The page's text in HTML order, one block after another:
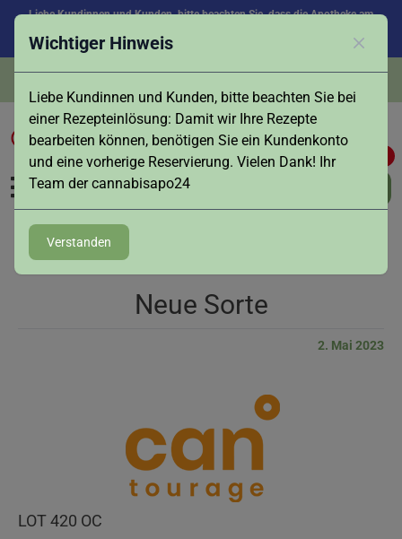
Wichtiger Hinweis
Liebe Kundinnen und Kunden, bitte beachten Sie bei
einer Rezepteinlösung: Damit wir Ihre Rezepte
bearbeiten können, benötigen Sie ein Kundenkonto
und eine vorherige Reservierung. Vielen Dank! Ihr
Team der cannabisapo24
Verstanden
Liebe Kundinnen und Kunden, bitte beachten Sie, dass die Apotheke am
Vielen Dank für Ihr Verständnis!
0
Neue Sorte
2. Mai 2023
LOT 420 OC